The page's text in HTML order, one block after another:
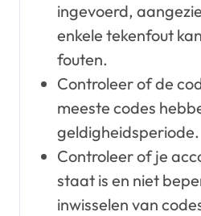
ingevoerd,
enkele tekenfout
fouten.
Controleer of de
meeste codes
geldigheidsperiode.
Controleer of je
staat is en niet
inwisselen van